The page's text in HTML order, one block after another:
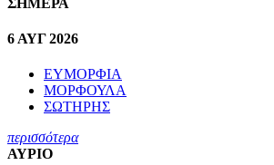
6 ΑΥΓ 2026
ΕΥΜΟΡΦΙΑ
ΜΟΡΦΟΥΛΑ
ΣΩΤΗΡΗΣ
περισσότερα
ΑΥΡΙΟ